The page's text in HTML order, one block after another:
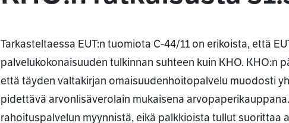
Tarkasteltaessa EUT:n tuomiota C-44/11 on erikoista, että
palvelukokonaisuuden tulkinnan suhteen kuin KHO. KHO:n
että täyden valtakirjan omaisuudenhoitopalvelu muodosti
pidettävä arvonlisäverolain mukaisena
rahoituspalvelun myynnistä, eikä palkkioista tullut suorittaa